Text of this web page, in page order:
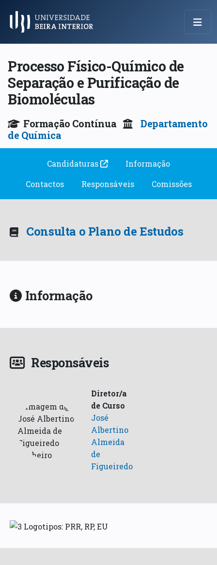
Menu Principal
Processo Físico-Químico de
Separação e Purificação de
Biomoléculas
Formação Contínua
Departamento
de Química
Candidaturas
Informação
Contactos
Responsáveis Comissões
Consulta o Plano de Estudos
Informação
Responsáveis
Diretor/a
de Curso
José
Albertino
Almeida
de
Figueiredo